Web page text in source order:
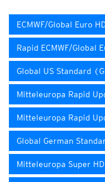
ECMWF/Global Euro
Rapid ECMWF/Global
Global US Standard
Mitteleuropa Rapid
Mitteleuropa Rapid
Global German
Mitteleuropa Super